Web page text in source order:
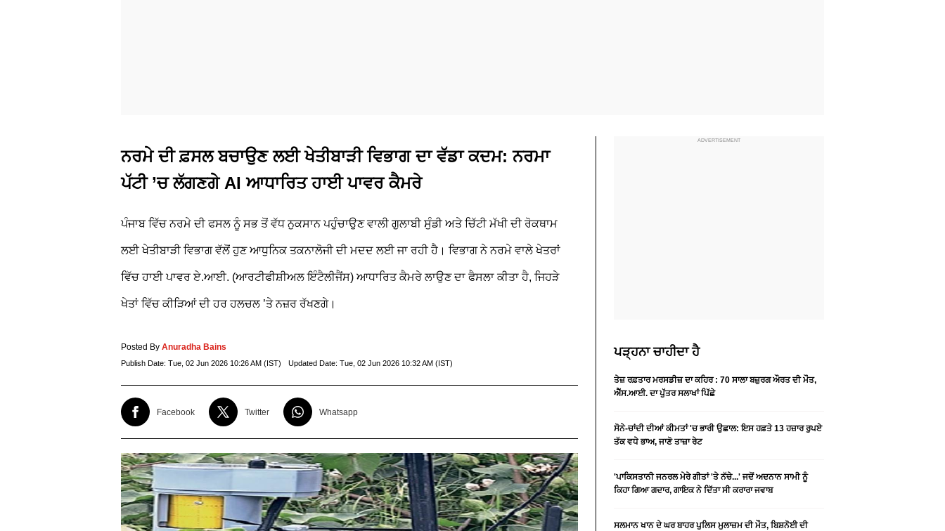
ਨਰਮੇ ਦੀ ਫ਼ਸਲ ਬਚਾਉਣ ਲਈ ਖੇਤੀਬਾੜੀ ਵਿਭਾਗ ਦਾ ਵੱਡਾ ਕਦਮ: ਨਰਮਾ
ਪੱਟੀ ’ਚ ਲੱਗਣਗੇ AI ਆਧਾਰਿਤ ਹਾਈ ਪਾਵਰ ਕੈਮਰੇ
ਪੰਜਾਬ ਵਿੱਚ ਨਰਮੇ ਦੀ ਫਸਲ ਨੂੰ ਸਭ ਤੋਂ ਵੱਧ ਨੁਕਸਾਨ ਪਹੁੰਚਾਉਣ ਵਾਲੀ ਗੁਲਾਬੀ ਸੁੰਡੀ ਅਤੇ ਚਿੱਟੀ ਮੱਖੀ ਦੀ ਰੋਕਥਾਮ
ਲਈ ਖੇਤੀਬਾੜੀ ਵਿਭਾਗ ਵੱਲੋਂ ਹੁਣ ਆਧੁਨਿਕ ਤਕਨਾਲੋਜੀ ਦੀ ਮਦਦ ਲਈ ਜਾ ਰਹੀ ਹੈ। ਵਿਭਾਗ ਨੇ ਨਰਮੇ ਵਾਲੇ ਖੇਤਰਾਂ
ਵਿੱਚ ਹਾਈ ਪਾਵਰ ਏ.ਆਈ. (ਆਰਟੀਫੀਸ਼ੀਅਲ ਇੰਟੈਲੀਜੈਂਸ) ਆਧਾਰਿਤ ਕੈਮਰੇ ਲਾਉਣ ਦਾ ਫੈਸਲਾ ਕੀਤਾ ਹੈ, ਜਿਹੜੇ
ਖੇਤਾਂ ਵਿੱਚ ਕੀੜਿਆਂ ਦੀ ਹਰ ਹਲਚਲ ’ਤੇ ਨਜ਼ਰ ਰੱਖਣਗੇ।
Posted By Anuradha Bains
Publish Date: Tue, 02 Jun 2026 10:26 AM (IST) Updated Date: Tue, 02 Jun 2026 10:32 AM (IST)
Facebook Twitter Whatsapp
ਪੜ੍ਹਨਾ ਚਾਹੀਦਾ ਹੈ
ਤੇਜ਼ ਰਫ਼ਤਾਰ ਮਰਸਡੀਜ਼ ਦਾ ਕਹਿਰ : 70 ਸਾਲਾ ਬਜ਼ੁਰਗ ਔਰਤ ਦੀ ਮੌਤ,
ਐੱਸ.ਆਈ. ਦਾ ਪੁੱਤਰ ਸਲਾਖਾਂ ਪਿੱਛੇ
ਸੋਨੇ-ਚਾਂਦੀ ਦੀਆਂ ਕੀਮਤਾਂ 'ਚ ਭਾਰੀ ਉਛਾਲ: ਇਸ ਹਫ਼ਤੇ 13 ਹਜ਼ਾਰ ਰੁਪਏ
ਤੱਕ ਵਧੇ ਭਾਅ, ਜਾਣੋ ਤਾਜ਼ਾ ਰੇਟ
'ਪਾਕਿਸਤਾਨੀ ਜਨਰਲ ਮੇਰੇ ਗੀਤਾਂ 'ਤੇ ਨੱਚੇ...' ਜਦੋਂ ਅਦਨਾਨ ਸਾਮੀ ਨੂੰ
ਕਿਹਾ ਗਿਆ ਗਦਾਰ, ਗਾਇਕ ਨੇ ਦਿੱਤਾ ਸੀ ਕਰਾਰਾ ਜਵਾਬ
ਸਲਮਾਨ ਖਾਨ ਦੇ ਘਰ ਬਾਹਰ ਪੁਲਿਸ ਮੁਲਾਜ਼ਮ ਦੀ ਮੌਤ, ਬਿਸ਼ਨੋਈ ਦੀ